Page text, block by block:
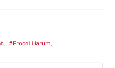
, Procol Harum,